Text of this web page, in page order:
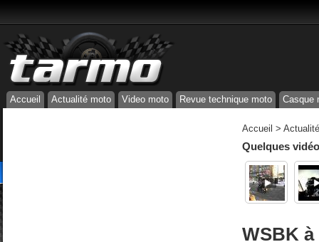
Accueil Actualité moto Video moto Revue technique moto Casque
Accueil >
Quelques
WSBK